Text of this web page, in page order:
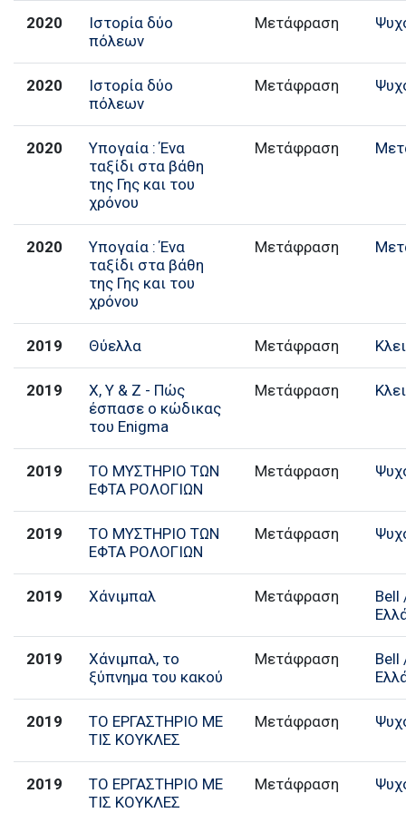
2020
Ιστορία δύο
πόλεων
Μετάφραση
2020
Ιστορία δύο
πόλεων
Μετάφραση
2020
Υπογαία : Ένα
ταξίδι στα βάθη
της Γης και του
χρόνου
Μετάφραση
2020
Υπογαία : Ένα
ταξίδι στα βάθη
της Γης και του
χρόνου
Μετάφραση
2019 Θύελλα Μετάφραση
2019
X, Y & Z - Πώς
έσπασε ο κώδικας
του Enigma
Μετάφραση
2019
ΤΟ ΜΥΣΤΗΡΙΟ ΤΩΝ
ΕΦΤΑ ΡΟΛΟΓΙΩΝ
Μετάφραση
2019
ΤΟ ΜΥΣΤΗΡΙΟ ΤΩΝ
ΕΦΤΑ ΡΟΛΟΓΙΩΝ
Μετάφραση
2019 Χάνιμπαλ Μετάφραση
Bell
2019
Χάνιμπαλ, το
ξύπνημα του κακού
Μετάφραση
Bell
2019
ΤΟ ΕΡΓΑΣΤΗΡΙΟ ΜΕ
ΤΙΣ ΚΟΥΚΛΕΣ
Μετάφραση
2019
ΤΟ ΕΡΓΑΣΤΗΡΙΟ ΜΕ
ΤΙΣ ΚΟΥΚΛΕΣ
Μετάφραση